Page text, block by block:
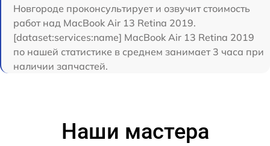
Новгороде проконсультирует и озвучит стоимость
работ над MacBook Air 13 Retina 2019.
[dataset:services:name] MacBook Air 13 Retina 2019
по нашей статистике в среднем занимает 3 часа при
наличии запчастей.
Наши мастера